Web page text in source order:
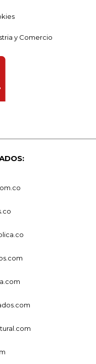
y Comercio